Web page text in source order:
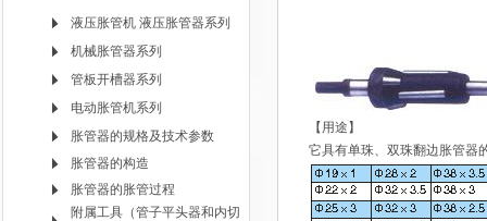
液压胀管机 液压胀管器系列
机械胀管器系列
管板开槽器系列
电动胀管机系列
胀管器的规格及技术参数
胀管器的构造
胀管器的胀管过程
附属工具（管子平头器和内切
【用途】
它具有单珠、双珠翻边胀管器